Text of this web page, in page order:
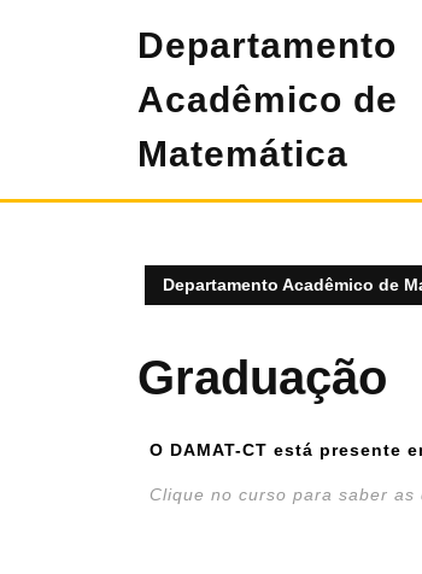
Departamento
Acadêmico de
Matemática
Departamento Acadêmico de
Graduação
O DAMAT-CT está presente
Clique no curso para saber